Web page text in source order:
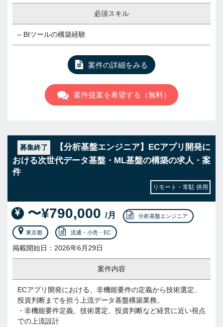
必須スキル
– BIツールの構築経験
案件の詳細をみる
案件提案を希望する（無料）
募集終了
【分析基盤エンジニア】ECアプリ開発に
おける次世代データ基盤・ML基盤の構築の求人・案
件
リモート・常駐 併用
〜¥790,000 /月 分析基盤エンジニア
東京都 流通・小売・EC
掲載開始日：2026年6月29日
案件内容
ECアプリ開発における、非機能要件の定義から技術選定、
投資判断までを担う上流データ基盤構築業務。
・非機能要件定義、技術選定、投資判断など経営に近い視点
での上流設計